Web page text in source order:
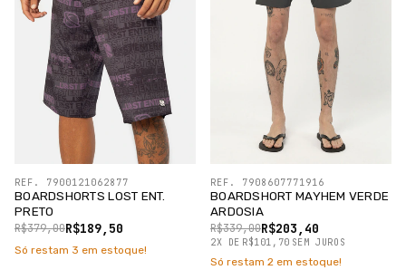
BOARDSHORTS LOST ENT.
PRETO
R$189,50
R$379,00
REF. 7900121062877
Só restam 3 em estoque!
BOARDSHORT MAYHEM VERDE
ARDOSIA
R$203,40
R$339,00
2X DE R$101,70 SEM JUROS
REF. 7908607771916
Só restam 2 em estoque!